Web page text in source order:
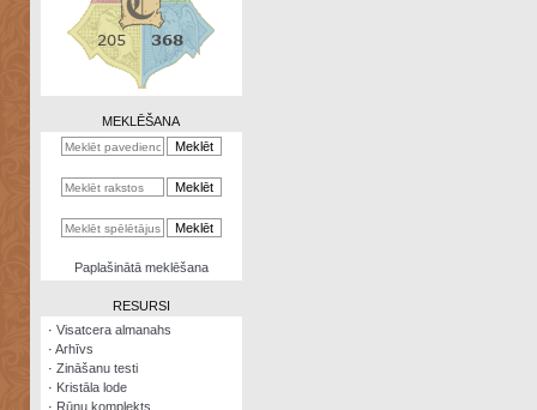
Zināšanu
kalkulators
Nomētātās
MEKLĒŠANA
Paplašinātā meklēšana
RESURSI
· Visatcera almanahs
· Arhīvs
· Zināšanu testi
· Kristāla lode
· Rūnu komplekts